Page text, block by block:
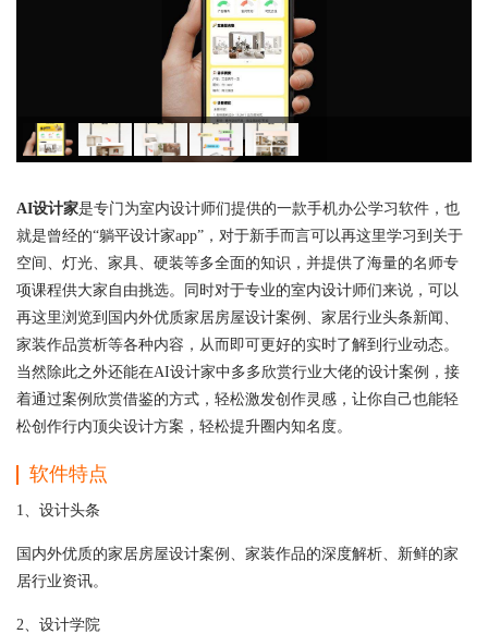
AI设计家是专门为室内设计师们提供的一款手机办公学习软件，也
就是曾经的“躺平设计家app”，对于新手而言可以再这里学习到关于
空间、灯光、家具、硬装等多全面的知识，并提供了海量的名师专
项课程供大家自由挑选。同时对于专业的室内设计师们来说，可以
再这里浏览到国内外优质家居房屋设计案例、家居行业头条新闻、
家装作品赏析等各种内容，从而即可更好的实时了解到行业动态。
当然除此之外还能在AI设计家中多多欣赏行业大佬的设计案例，接
着通过案例欣赏借鉴的方式，轻松激发创作灵感，让你自己也能轻
松创作行内顶尖设计方案，轻松提升圈内知名度。
软件特点
1、设计头条
国内外优质的家居房屋设计案例、家装作品的深度解析、新鲜的家
居行业资讯。
2、设计学院